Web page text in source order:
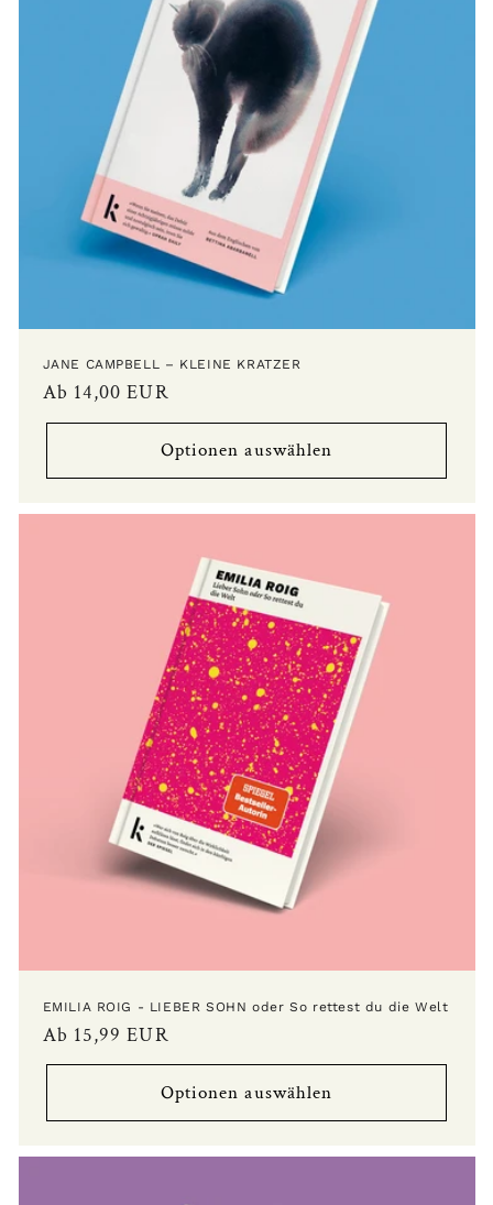
JANE CAMPBELL – KLEINE KRATZER
Normaler
Preis
Ab 14,00 EUR
Optionen auswählen
EMILIA ROIG - LIEBER SOHN oder So rettest du die Welt
Normaler
Preis
Ab 15,99 EUR
Optionen auswählen